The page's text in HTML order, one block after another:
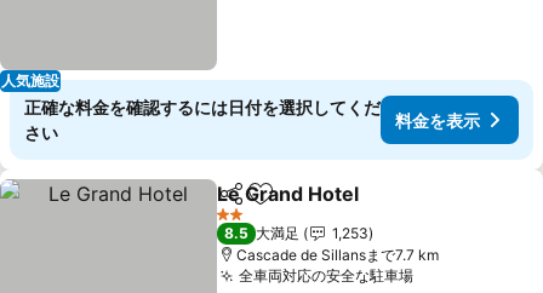
人気施設
正確な料金を確認するには日付を選択してくだ
さい
料金を表示
シェアお気に入りに追加
Le Grand Hotel
2 ホテルのランク
8.5 大満足
1,253
Cascade de Sillansまで7.7 km
全車両対応の安全な駐車場料金を表示